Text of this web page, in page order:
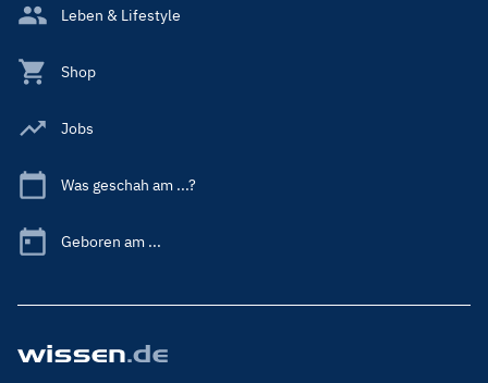
Leben & Lifestyle
Shop
Jobs
Was geschah am ...?
Geboren am ...